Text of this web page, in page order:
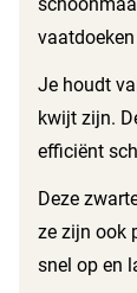
Je houdt
kwijt zijn.
efficiënt
Deze
ze zijn ook
snel op en